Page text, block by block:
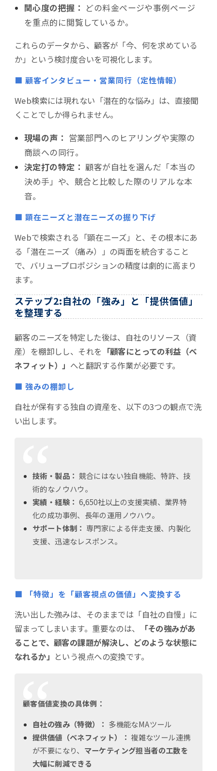
関心度の把握： どの料金ページや事例ページ
を重点的に閲覧しているか。
これらのデータから、顧客が「今、何を求めている
か」という検討度合いを可視化します。
■ 顧客インタビュー・営業同行（定性情報）
Web検索には現れない「潜在的な悩み」は、直接聞
くことでしか得られません。
現場の声： 営業部門へのヒアリングや実際の
商談への同行。
決定打の特定： 顧客が自社を選んだ「本当の
決め手」や、競合と比較した際のリアルな本
音。
■ 顕在ニーズと潜在ニーズの掘り下げ
Webで検索される「顕在ニーズ」と、その根本にあ
る「潜在ニーズ（痛み）」の両面を統合すること
で、バリュープロポジションの精度は劇的に高まり
ます。
ステップ2:自社の「強み」と「提供価値」
を整理する
顧客のニーズを特定した後は、自社のリソース（資
産）を棚卸しし、それを 「顧客にとっての利益（ベ
ネフィット）」 へと翻訳する作業が必要です。
■ 強みの棚卸し
自社が保有する独自の資産を、以下の3つの観点で洗
い出します。
技術・製品： 競合にはない独自機能、特許、技
術的なノウハウ。
実績・経験： 6,650社以上の支援実績、業界特
化の成功事例、長年の運用ノウハウ。
サポート体制： 専門家による伴走支援、内製化
支援、迅速なレスポンス。
■ 「特徴」を「顧客視点の価値」へ変換する
洗い出した強みは、そのままでは「自社の自慢」に
留まってしまいます。重要なのは、
「その強みがあ
ることで、顧客の課題が解決し、どのような状態に
なれるか」 という視点への変換です。
顧客価値変換の具体例：
自社の強み（特徴）： 多機能なMAツール
提供価値（ベネフィット）： 複雑なツール連携
が不要になり、 マーケティング担当者の工数を
大幅に削減できる